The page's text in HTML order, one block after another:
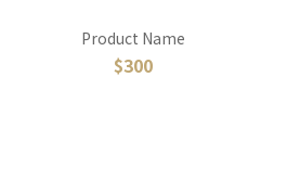
Product Name
$300